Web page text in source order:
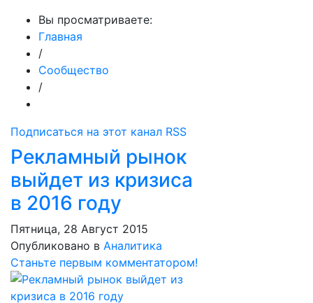
Вы просматриваете:
Главная
/
Сообщество
/
Подписаться на этот канал RSS
Рекламный рынок
выйдет из кризиса
в 2016 году
Пятница, 28 Август 2015
Опубликовано в Аналитика
Станьте первым комментатором!